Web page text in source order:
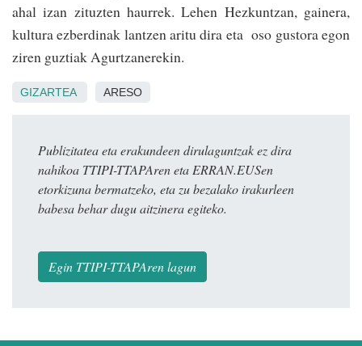
ahal izan zituzten haurrek. Lehen Hezkuntzan, gainera,
kultura ezberdinak lantzen aritu dira eta oso gustora egon
ziren guztiak Agurtzanerekin.
GIZARTEA ARESO
Publizitatea eta erakundeen dirulaguntzak ez dira
nahikoa TTIPI-TTAPAren eta ERRAN.EUSen
etorkizuna bermatzeko, eta zu bezalako irakurleen
babesa behar dugu aitzinera egiteko.
Egin TTIPI-TTAPAren lagun